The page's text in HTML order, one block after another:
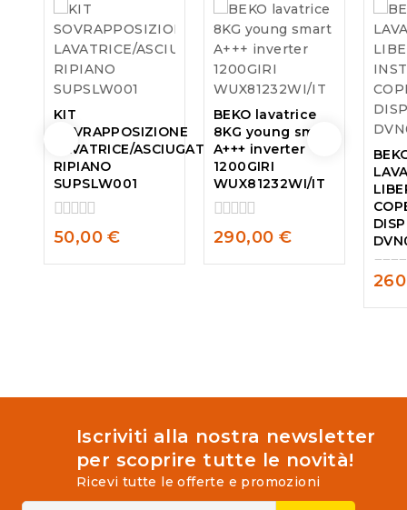
KIT
SOVRAPPOSIZIONE
LAVATRICE/ASCIUGATRICE
RIPIANO
SUPSLW001
0
out
of
50,00€
BEKO lavatrice
8KG young smart
A+++ inverter
1200GIRI
WUX81232WI/IT
0
out
of
290,00 €
0
out
Iscriviti alla nostra newsletter
per scoprire tutte le novità!
Ricevi tutte le offerte e promozioni